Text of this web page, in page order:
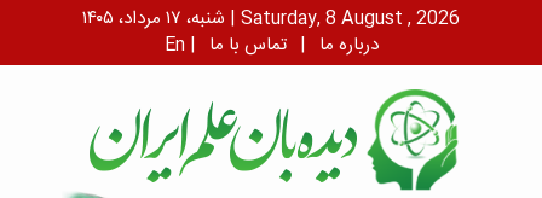
شنبه، ۱۷ مرداد، ۱۴۰۵ | Saturday, 8 August , 2026
En | درباره ما | تماس با ما